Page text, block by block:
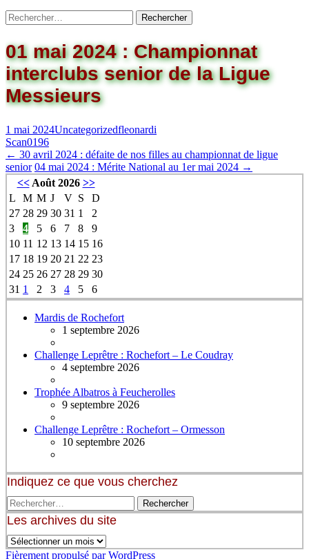
01 mai 2024 : Championnat
interclubs senior de la Ligue
Messieurs
1 mai 2024Uncategorizedfleonardi
Scan0196
← 30 avril 2024 : défaite de nos filles au championnat de ligue
senior 04 mai 2024 : Mérite National au 1er mai 2024 →
<<Août 2026 >>
L
M M J V S
D
27 28 29 30 31 1
2
3
4 5 6 7 8
9
10 11 12 13 14 15 16
17 18 19 20 21 22 23
24 25 26 27 28 29 30
31 1 2 3 4 5 6
Mardis de Rochefort
1 septembre 2026
Challenge Leprêtre : Rochefort – Le Coudray
4 septembre 2026
Trophée Albatros à Feucherolles
9 septembre 2026
Challenge Leprêtre : Rochefort – Ormesson
10 septembre 2026
Indiquez ce que vous cherchez
Les archives du site
Fièrement propulsé par WordPress